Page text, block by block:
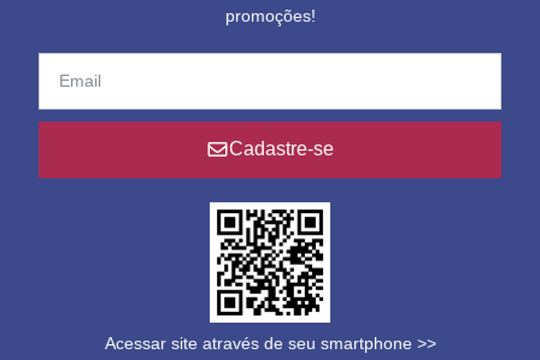
promoções!
Cadastre-se
Acessar site através de seu smartphone >>